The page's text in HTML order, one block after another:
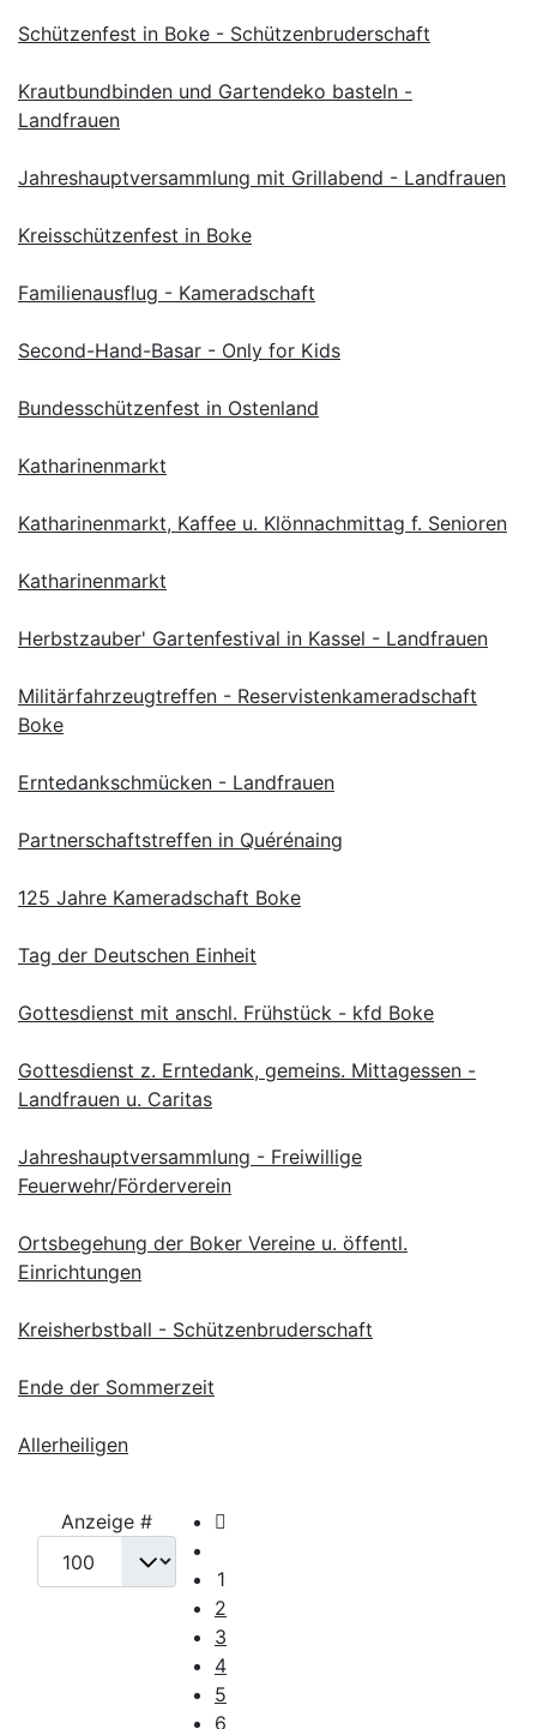
Schützenfest in Boke - Schützenbruderschaft
Krautbundbinden und Gartendeko basteln -
Landfrauen
Jahreshauptversammlung mit Grillabend - Landfrauen
Kreisschützenfest in Boke
Familienausflug - Kameradschaft
Second-Hand-Basar - Only for Kids
Bundesschützenfest in Ostenland
Katharinenmarkt
Katharinenmarkt, Kaffee u. Klönnachmittag f. Senioren
Katharinenmarkt
Herbstzauber' Gartenfestival in Kassel - Landfrauen
Militärfahrzeugtreffen - Reservistenkameradschaft
Boke
Erntedankschmücken - Landfrauen
Partnerschaftstreffen in Quérénaing
125 Jahre Kameradschaft Boke
Tag der Deutschen Einheit
Gottesdienst mit anschl. Frühstück - kfd Boke
Gottesdienst z. Erntedank, gemeins. Mittagessen -
Landfrauen u. Caritas
Jahreshauptversammlung - Freiwillige
Feuerwehr/Förderverein
Ortsbegehung der Boker Vereine u. öffentl.
Einrichtungen
Kreisherbstball - Schützenbruderschaft
Ende der Sommerzeit
Allerheiligen
Anzeige #
1
2
3
4
5
6